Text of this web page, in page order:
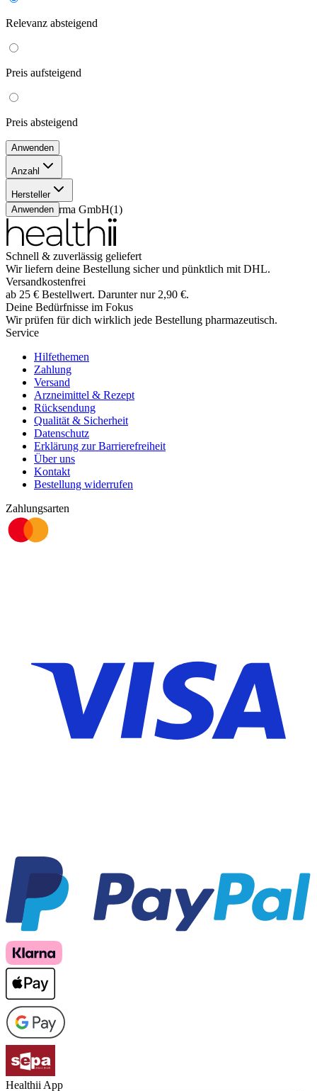
Relevanz absteigend
Preis aufsteigend
Preis absteigend
Anwenden
Anzahl
56 Stück (1
Hersteller
Kohlpharma GmbH(1)
Anwenden
Schnell & zuverlässig geliefert
Wir liefern deine Bestellung sicher und pünktlich mit DHL.
Versandkostenfrei
ab 25 € Bestellwert. Darunter nur 2,90 €.
Deine Bedürfnisse im Fokus
Wir prüfen für dich wirklich jede Bestellung pharmazeutisch.
Service
Hilfethemen
Zahlung
Versand
Arzneimittel & Rezept
Rücksendung
Qualität & Sicherheit
Datenschutz
Erklärung zur Barrierefreiheit
Über uns
Kontakt
Bestellung widerrufen
Zahlungsarten
Healthii App